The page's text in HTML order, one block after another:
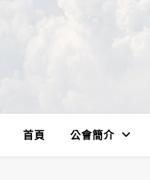
首頁 公會簡介